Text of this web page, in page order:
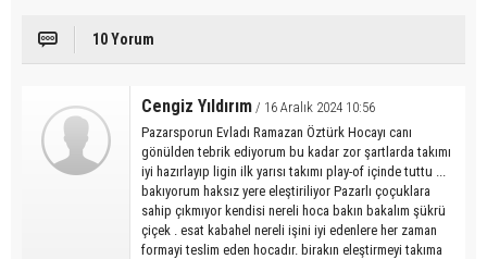
10 Yorum
Cengiz Yıldırım / 16 Aralık 2024 10:56
Pazarsporun Evladı Ramazan Öztürk Hocayı canı
gönülden tebrik ediyorum bu kadar zor şartlarda takımı
iyi hazırlayıp ligin ilk yarısı takımı play-of içinde tuttu ...
bakıyorum haksız yere eleştiriliyor Pazarlı çoçuklara
sahip çıkmıyor kendisi nereli hoca bakın bakalım şükrü
çiçek . esat kabahel nereli işini iyi edenlere her zaman
formayi teslim eden hocadır. birakın eleştirmeyi takıma